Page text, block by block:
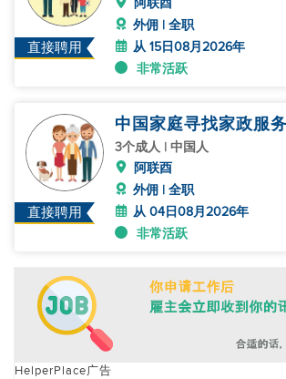
直接聘用
阿联酉
外佣 | 全职
从 15日08月2026年
非常活跃
直接聘用
中国家庭寻找家政服
3个成人 | 中国人
阿联酉
外佣 | 全职
从 04日08月2026年
非常活跃
HelperPlace广告